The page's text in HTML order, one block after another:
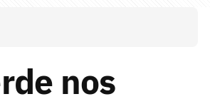
nos